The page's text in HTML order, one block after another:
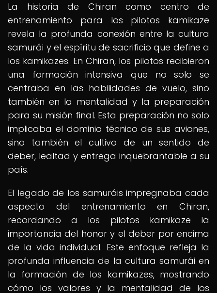
La historia de Chiran como centro de
entrenamiento para los pilotos kamikaze
revela la profunda conexión entre la cultura
samurái y el espíritu de sacrificio que define a
los kamikazes. En Chiran, los pilotos recibieron
una formación intensiva que no solo se
centraba en las habilidades de vuelo, sino
también en la mentalidad y la preparación
para su misión final. Esta preparación no solo
implicaba el dominio técnico de sus aviones,
sino también el cultivo de un sentido de
deber, lealtad y entrega inquebrantable a su
país.
El legado de los samuráis impregnaba cada
aspecto del entrenamiento en Chiran,
recordando a los pilotos kamikaze la
importancia del honor y el deber por encima
de la vida individual. Este enfoque refleja la
profunda influencia de la cultura samurái en
la formación de los kamikazes, mostrando
cómo los valores y la mentalidad de los